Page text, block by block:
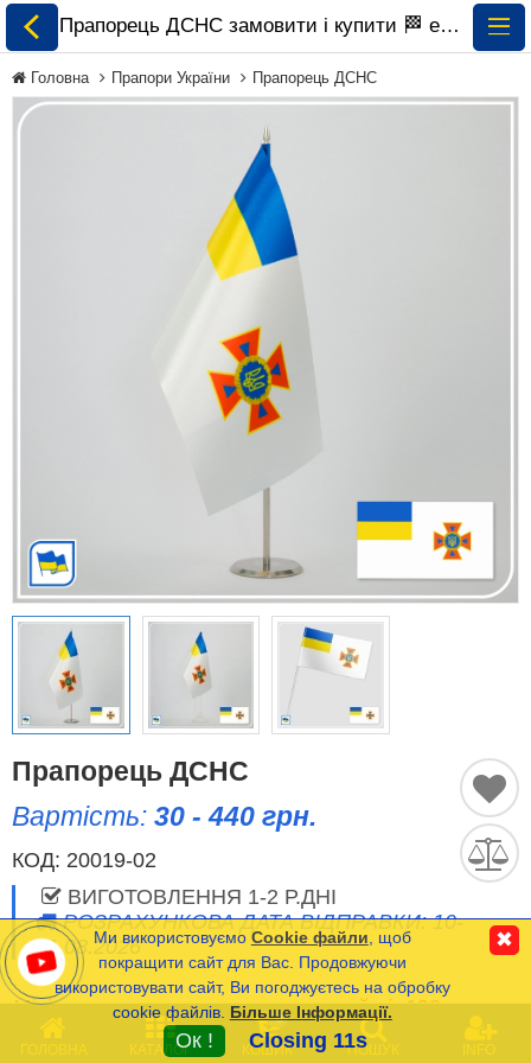
Прапори України
Прапори Світу за
Прапори Міжнародних
Історичні Прапори
Спортивні Прапори
Етнічні Прапори
Інші прапори
Порівняти
Список
(0)
Часті Питання (FAQ)
Оплата та Доставка
ГОЛОВНА КАТАЛОГ
0
КОШИК ПОШУК INFO
Прапорець ДСНС замовити і купити 🏁 ePrapor.com.ua
Головна Прапори України Прапорець ДСНС
Прапорець ДСНС
Вартість: 30 - 440 грн.
КОД: 20019-02
ВИГОТОВЛЕННЯ 1-2 Р.ДНІ
РОЗРАХУНКОВА ДАТА ВІДПРАВКИ: 10-
11.08.2026
Мінімальна сума замовлення на сайті- 120 грн.
* Вартість прапорців з Габардину та Атласу
Ми використовуємо Cookie файли , щоб
покращити сайт для Вас. Продовжуючи
використовувати сайт, Ви погоджуєтесь на обробку
cookie файлів. Більше Інформації.
Ок ! Closing 11s
✖